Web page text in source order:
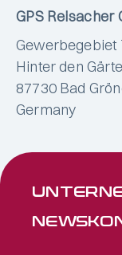
GPS Reisacher
Gewerbegebiet
Hinter den
87730 Bad
Germany
NEWS